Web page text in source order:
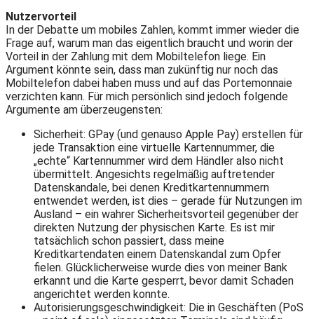
Nutzervorteil
In der Debatte um mobiles Zahlen, kommt immer wieder die
Frage auf, warum man das eigentlich braucht und worin der
Vorteil in der Zahlung mit dem Mobiltelefon liege. Ein
Argument könnte sein, dass man zukünftig nur noch das
Mobiltelefon dabei haben muss und auf das Portemonnaie
verzichten kann. Für mich persönlich sind jedoch folgende
Argumente am überzeugensten:
Sicherheit: GPay (und genauso Apple Pay) erstellen für
jede Transaktion eine virtuelle Kartennummer, die
„echte“ Kartennummer wird dem Händler also nicht
übermittelt. Angesichts regelmäßig auftretender
Datenskandale, bei denen Kreditkartennummern
entwendet werden, ist dies – gerade für Nutzungen im
Ausland – ein wahrer Sicherheitsvorteil gegenüber der
direkten Nutzung der physischen Karte. Es ist mir
tatsächlich schon passiert, dass meine
Kreditkartendaten einem Datenskandal zum Opfer
fielen. Glücklicherweise wurde dies von meiner Bank
erkannt und die Karte gesperrt, bevor damit Schaden
angerichtet werden konnte.
Autorisierungsgeschwindigkeit: Die in Geschäften (PoS